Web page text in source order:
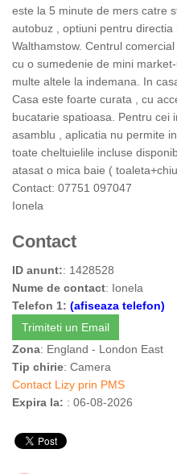
este la 5 minute de mers catre
autobuz , optiuni pentru
Walthamstow. Centrul
cu o sumedenie de mini
multe altele la indemana. In
Casa este foarte curata , cu
bucatarie spatioasa. Pentru cei
asamblu , aplicatia nu permite
toate cheltuielile incluse
atasat o mica baie (
Contact: 07751 097047
Ionela
Contact
ID anunt:: 1428528
Nume de contact: Ionela
Telefon 1: (afiseaza telefon)
Trimiteti un Email
Zona: England - London East
Tip chirie: Camera
Contact Lizy prin PMS
Expira la: : 06-08-2026